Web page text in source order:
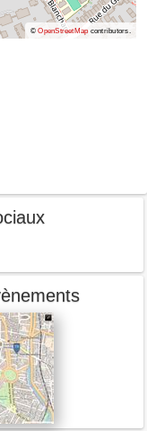
©OpenStreetMap contributors.